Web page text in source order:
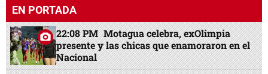
EN PORTADA
22:08 PM Motagua celebra, exOlimpia
presente y las chicas que enamoraron en el
Nacional